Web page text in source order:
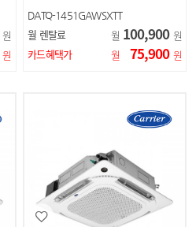
원
원
DATQ-1451GAWSXTT
월 렌탈료 월 100,900 원
카드혜택가
월 75,900 원